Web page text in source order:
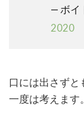
— ボイ
2020
口には出さずと
一度は考えます。